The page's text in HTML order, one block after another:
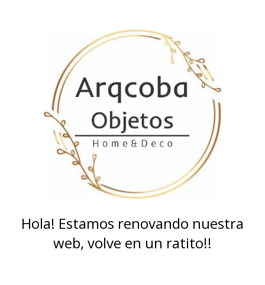
Hola! Estamos renovando nuestra
web, volve en un ratito!!